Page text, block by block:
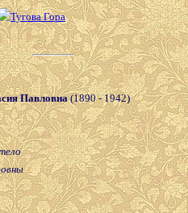
Павловна(1890 - 1942)